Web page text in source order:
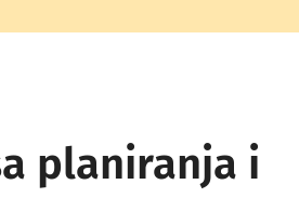
planiranja i